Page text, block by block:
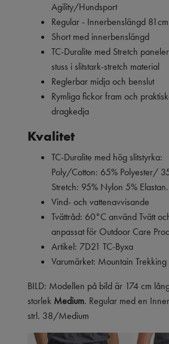
Agility/Hundsport
Regular - Innerbenslängd
Short med innerbenslängd
TC-Duralite med Stretch
stuss i slitstark-stretch material
Reglerbar midja och benslut
Rymliga fickor fram och
dragkedja
Kvalitet
TC-Duralite med hög slitstyrka:
Poly/Cotton: 65% Polyester/
Stretch: 95% Nylon 5% Elastan.
Vind- och vattenavvisande
Tvättråd: 60°C använd Tvätt
anpassat för Outdoor Care
Artikel: 7D21 TC-Byxa
Varumärket: Mountain Trekking
BILD: Modellen på bild är 174 cm
storlek Medium. Regular med en
strl. 38/Medium